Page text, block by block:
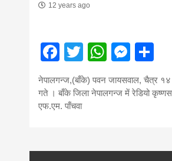
12 years ago
Facebook
Twitter
नेपालगन्ज,(बाँके) पवन जायसवाल, चैत्र १४
गते । बाँके जिला नेपालगन्ज में रेडियो
एफ.एम. पाँचवा